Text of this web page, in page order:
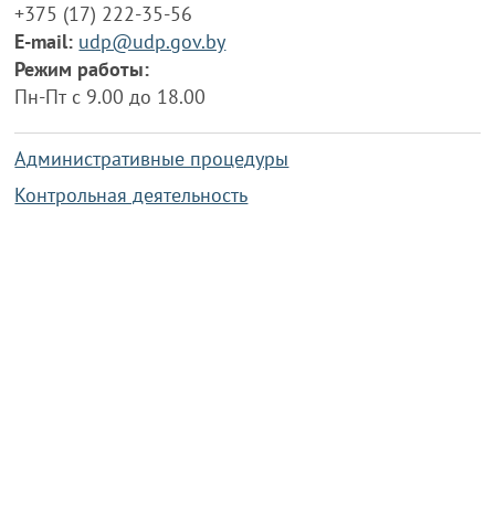
+375 (17) 222-35-56
E-mail: udp@udp.gov.by
Режим работы:
Пн-Пт с 9.00 до 18.00
Административные процедуры
Контрольная деятельность